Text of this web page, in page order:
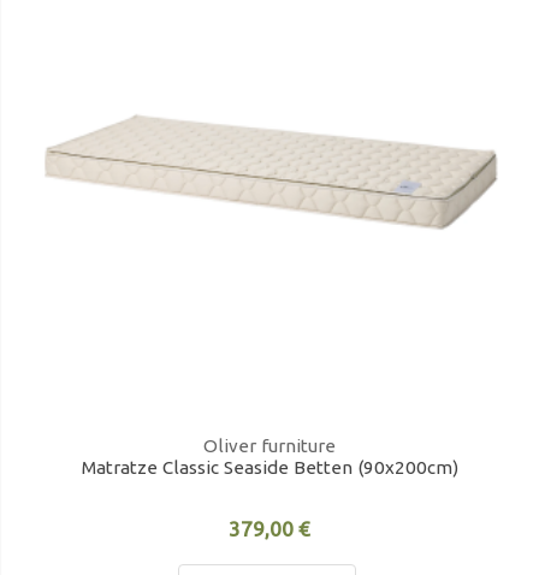
Oliver furniture
Matratze Classic Seaside Betten (90x200cm)
379,00 €